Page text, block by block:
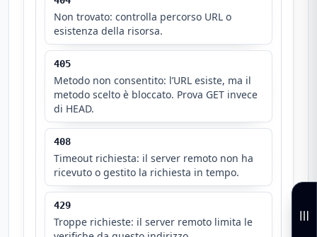
Non trovato: controlla percorso URL o
esistenza della risorsa.
405
Metodo non consentito: l’URL esiste, ma il
metodo scelto è bloccato. Prova GET invece
di HEAD.
408
Timeout richiesta: il server remoto non ha
ricevuto o gestito la richiesta in tempo.
429
Troppe richieste: il server remoto limita le